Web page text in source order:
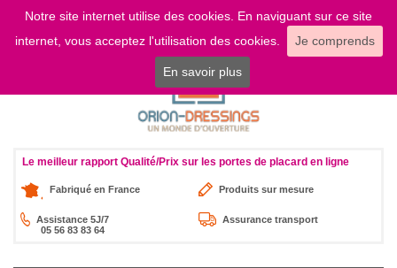
Notre site internet utilise des cookies. En naviguant sur ce site
internet, vous acceptez l'utilisation des cookies.
Je comprends
En savoir plus
LOGIN
Le meilleur rapport Qualité/Prix sur les portes de placard en ligne
Fabriqué en France Produits sur mesure
Assistance 5J/7
05 56 83 83 64
Assurance transport